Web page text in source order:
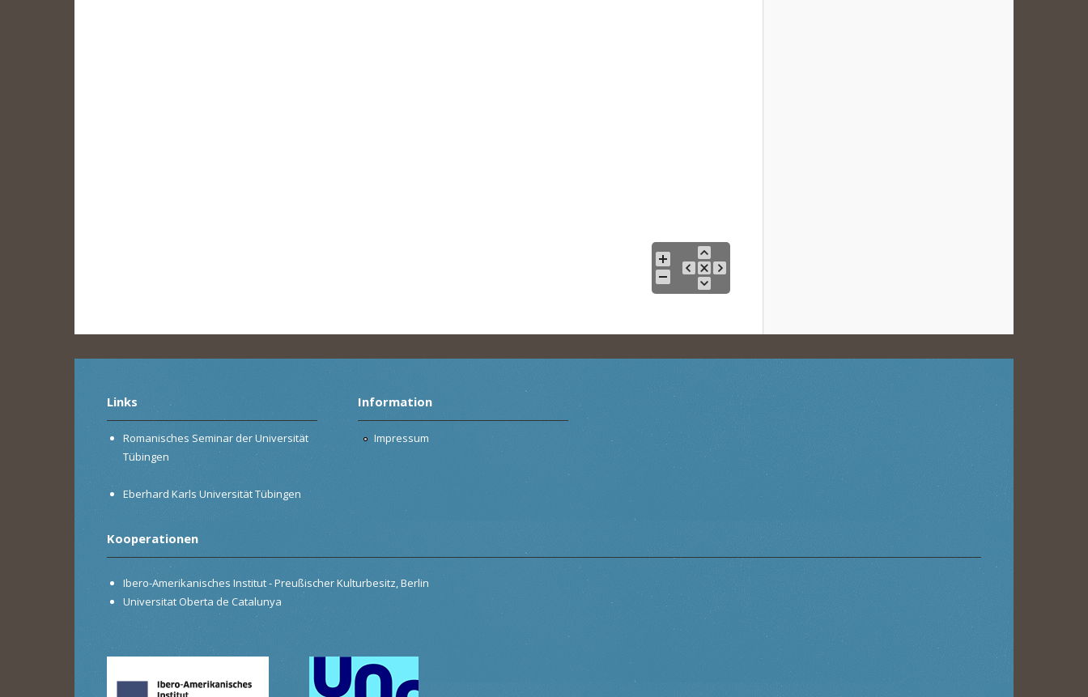
Links
Romanisches Seminar der Universität
Tübingen
Eberhard Karls Universität Tübingen
Information
Impressum
Kooperationen
Ibero-Amerikanisches Institut - Preußischer Kulturbesitz, Berlin
Universitat Oberta de Catalunya